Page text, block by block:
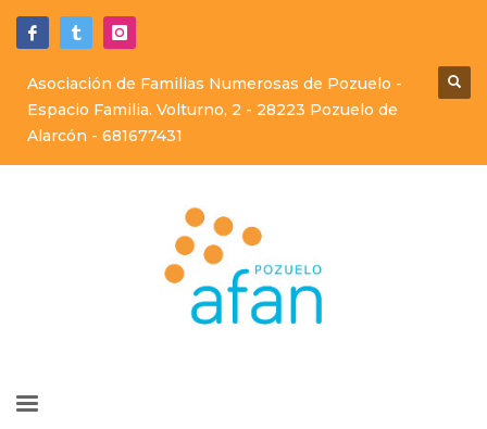
Asociación de Familias Numerosas de Pozuelo -
Espacio Familia. Volturno, 2 - 28223 Pozuelo de
Alarcón - 681677431